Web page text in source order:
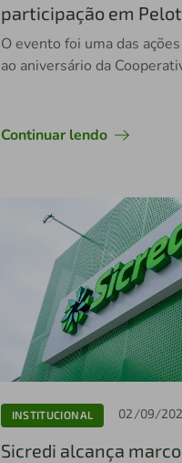
participação em
O evento foi uma das
ao aniversário da
Continuar lendo
INSTITUCIONAL 02/09/
Sicredi alcança